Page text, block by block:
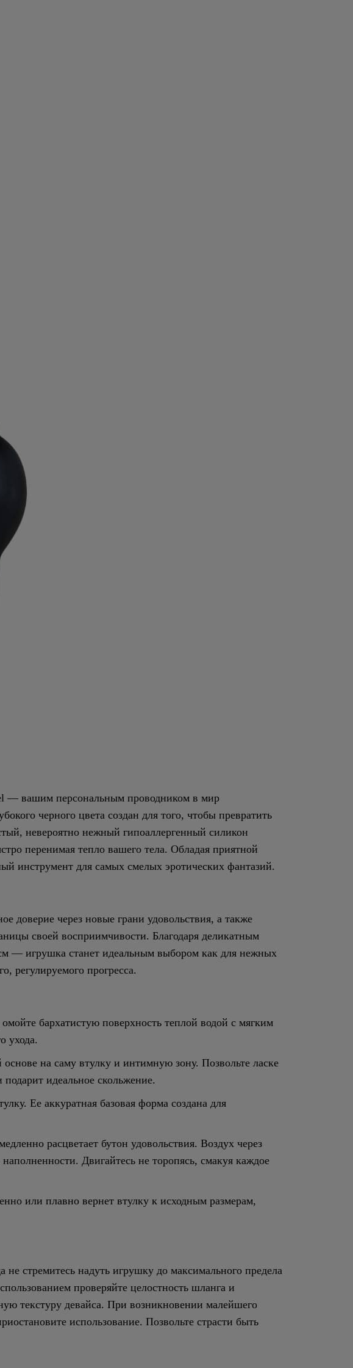
— вашим персональным проводником в мир
черного цвета создан для того, чтобы превратить
невероятно нежный гипоаллергенный силикон
перенимая тепло вашего тела. Обладая приятной
инструмент для самых смелых эротических фантазий.
доверие через новые грани удовольствия, а также
своей восприимчивости. Благодаря деликатным
— игрушка станет идеальным выбором как для нежных
регулируемого прогресса.
бархатистую поверхность теплой водой с мягким
ухода.
на саму втулку и интимную зону. Позвольте ласке
идеальное скольжение.
Ее аккуратная базовая форма создана для
расцветает бутон удовольствия. Воздух через
Двигайтесь не торопясь, смакуя каждое
или плавно вернет втулку к исходным размерам,
стремитесь надуть игрушку до максимального предела
проверяйте целостность шланга и
текстуру девайса. При возникновении малейшего
использование. Позвольте страсти быть